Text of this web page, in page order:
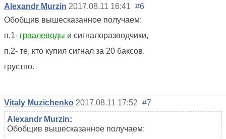
Alexandr Murzin 2017.08.11 16:41 #6
Обобщив вышесказанное получаем:
п.1- граалеводы и сигналоразводчики,
п.2- те, кто купил сигнал за 20 баксов.
грустно.
Vitaly Muzichenko 2017.08.11 17:52 #7
Alexandr Murzin:
Обобщив вышесказанное получаем: